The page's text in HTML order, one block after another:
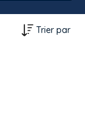
Trier par